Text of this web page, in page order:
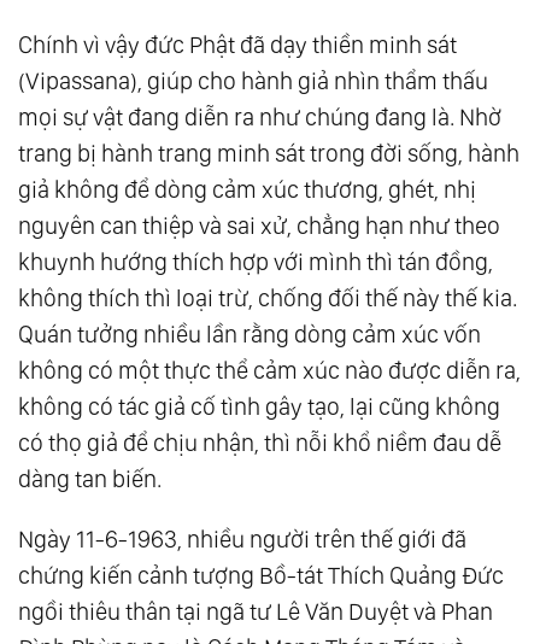
Chính vì vậy đức Phật đã dạy thiền minh sát
(Vipassana), giúp cho hành giả nhìn thẩm thấu
mọi sự vật đang diễn ra như chúng đang là. Nhờ
trang bị hành trang minh sát trong đời sống, hành
giả không để dòng cảm xúc thương, ghét, nhị
nguyên can thiệp và sai xử, chẳng hạn như theo
khuynh hướng thích hợp với mình thì tán đồng,
không thích thì loại trừ, chống đối thế này thế kia.
Quán tưởng nhiều lần rằng dòng cảm xúc vốn
không có một thực thể cảm xúc nào được diễn ra,
không có tác giả cố tình gây tạo, lại cũng không
có thọ giả để chịu nhận, thì nỗi khổ niềm đau dễ
dàng tan biến.
Ngày 11-6-1963, nhiều người trên thế giới đã
chứng kiến cảnh tượng Bồ-tát Thích Quảng Đức
ngồi thiêu thân tại ngã tư Lê Văn Duyệt và Phan